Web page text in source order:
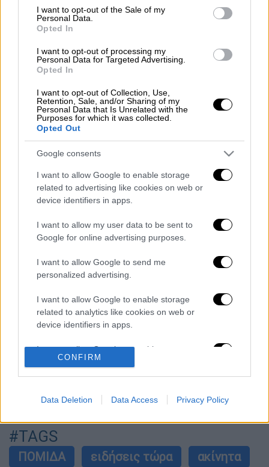
consent section.
I want to opt-out of the Sale of my
Personal Data.
Opted In
I want to opt-out of processing my
Personal Data for Targeted Advertising.
Opted In
I want to opt-out of Collection, Use,
Retention, Sale, and/or Sharing of my
Personal Data that Is Unrelated with the
Purposes for which it was collected.
Opted Out
Google consents
I want to allow Google to enable storage
related to advertising like cookies on web or
device identifiers in apps.
I want to allow my user data to be sent to
Google for online advertising purposes.
I want to allow Google to send me
personalized advertising.
I want to allow Google to enable storage
related to analytics like cookies on web or
device identifiers in apps.
I want to allow Google to enable storage
related to functionality of the website or app.
related to personalization.
I want to allow Google to enable storage
related to security, including authentication
functionality and fraud prevention, and other
user protection.
CONFIRM
Data Deletion Data Access Privacy Policy
Τη δημιουργία ψηφιακής πλατφόρμας
στέγασης φοιτητών σε ιδιωτικές κατοικίες,
είτε στο portal του κάθε Πανεπιστημίου,
είτε κεντρικά στο Gov.gr, στα πλαίσια του
προγράμματος για τη φοιτητική στέγη,
ζήτησε η ΠΟΜΙΔΑ από την Υπουργό Παιδείας
και Θρησκευμάτων κα Σοφία Ζαχαράκη.
Διαβάστε περισσότερα στο
Διαβάστε ακόμη
Από το Μίσιγκαν στον Λευκό Οίκο: Τι
σημαίνει η νίκη του Αμπντούλ Ελ-Σαγέντ
για τους Δημοκρατικούς
O στρατηγός ήταν σχιζοφρενής, εμμονικός,
πλησίαζε τα 75 όταν τον αντάμωσε η δόξα –
Εκείνος που άλλαξε την πορεία της
Ιστορίας!
στην Πάρο: Οι γονείς ήταν στη θάλασσα, ο
μπάρμαν έπεσε να το σώσει
ανέμων σήμερα: Σε κατάσταση Red Code η
Αττική και άλλες 5 περιοχές
επόμενο
#TAGS
ΠΟΜΙΔΑ ειδήσεις τώρα
ακίνητα